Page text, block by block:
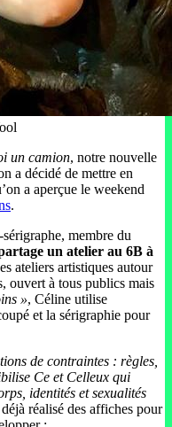
un camion, notre nouvelle
a décidé de mettre en
a aperçue le weekend
.
membre du
un atelier au 6B à
ateliers artistiques autour
ouvert à tous publics mais
», Céline utilise
et la sérigraphie pour
de contraintes : règles,
Ce et Celleux qui
identités et sexualités
réalisé des affiches pour